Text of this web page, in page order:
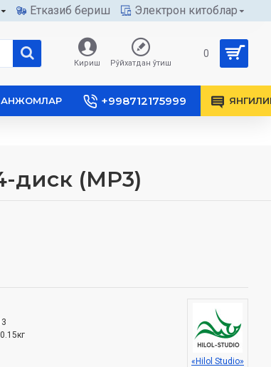
Етказиб бериш Электрон китоблар
Кириш Рўйхатдан ўтиш
0
АНЖОМЛАР +998712175999
диск (МР3)
0.15кг
«Hilol Studio»